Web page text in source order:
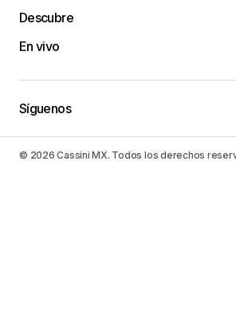
Descubre
En vivo
Síguenos
© 2026 Cassini MX. Todos los derechos